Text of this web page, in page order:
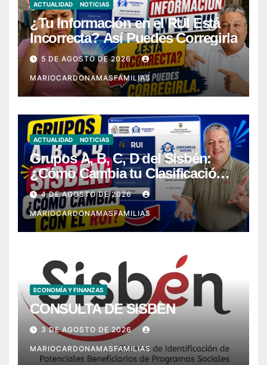
ACTUALIDAD NOTICIAS
¿Tu Información en el RUI Está
Incorrecta? Así Puedes Corregirla
5 DE AGOSTO DE 2026
MARIOCARDONAMASFAMILIAS
ACTUALIDAD NOTICIAS
Grupos A, B, C, D del Sisbén:
¿Cómo Cambia tu Clasificación
con el RUI?
4 DE AGOSTO DE 2026
MARIOCARDONAMASFAMILIAS
ECONOMÍA Y FINANZAS
CONSULTA DE SISBEN
3 DE AGOSTO DE 2026
MARIOCARDONAMASFAMILIAS